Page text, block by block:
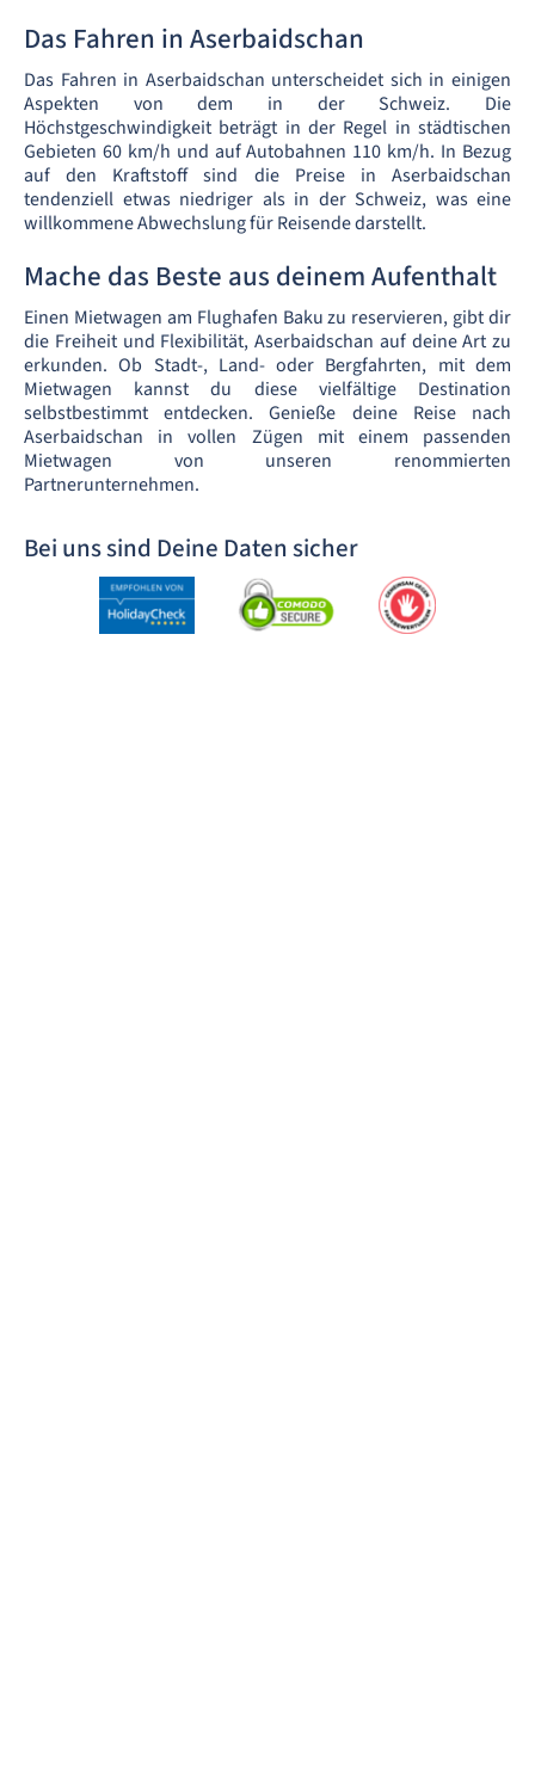
Das Fahren in Aserbaidschan
Das Fahren in Aserbaidschan unterscheidet sich in einigen
Aspekten von dem in der Schweiz. Die
Höchstgeschwindigkeit beträgt in der Regel in städtischen
Gebieten 60 km/h und auf Autobahnen 110 km/h. In Bezug
auf den Kraftstoff sind die Preise in Aserbaidschan
tendenziell etwas niedriger als in der Schweiz, was eine
willkommene Abwechslung für Reisende darstellt.
Mache das Beste aus deinem Aufenthalt
Einen Mietwagen am Flughafen Baku zu reservieren, gibt dir
die Freiheit und Flexibilität, Aserbaidschan auf deine Art zu
erkunden. Ob Stadt-, Land- oder Bergfahrten, mit dem
Mietwagen kannst du diese vielfältige Destination
selbstbestimmt entdecken. Genieße deine Reise nach
Aserbaidschan in vollen Zügen mit einem passenden
Mietwagen von unseren renommierten
Partnerunternehmen.
Bei uns sind Deine Daten sicher